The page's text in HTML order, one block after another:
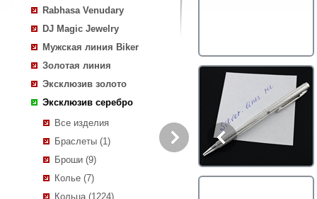
Rabhasa Venudary
DJ Magic Jewelry
Мужская линия Biker
Золотая линия
Эксклюзив золото
Эксклюзив серебро
Все изделия
Браслеты (1)
Броши (9)
Колье (7)
Кольца (1224)